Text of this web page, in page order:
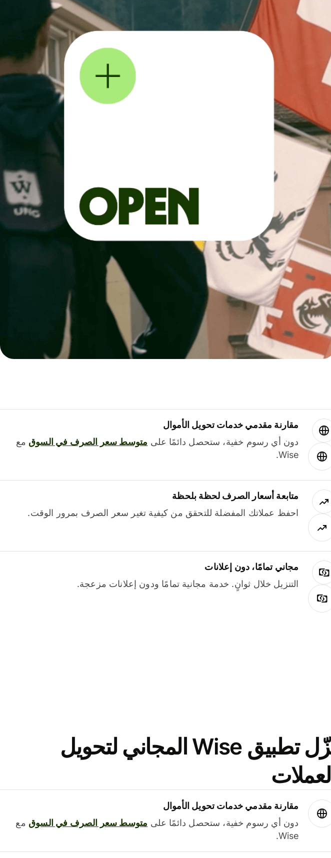
مقارنة مقدمي خدمات تحويل الأموال
دون أي رسوم خفية، ستحصل دائمًا على متوسط ​​سعر الصرف في السوق مع
Wise.
متابعة أسعار الصرف لحظة بلحظة
احفظ عملاتك المفضلة للتحقق من كيفية تغير سعر الصرف بمرور الوقت.
مجاني تمامًا، دون إعلانات
التنزيل خلال ثوانٍ. خدمة مجانية تمامًا ودون إعلانات مزعجة.
نزّل تطبيق Wise المجاني لتحويل
العملات
مقارنة مقدمي خدمات تحويل الأموال
دون أي رسوم خفية، ستحصل دائمًا على متوسط ​​سعر الصرف في السوق مع
Wise.